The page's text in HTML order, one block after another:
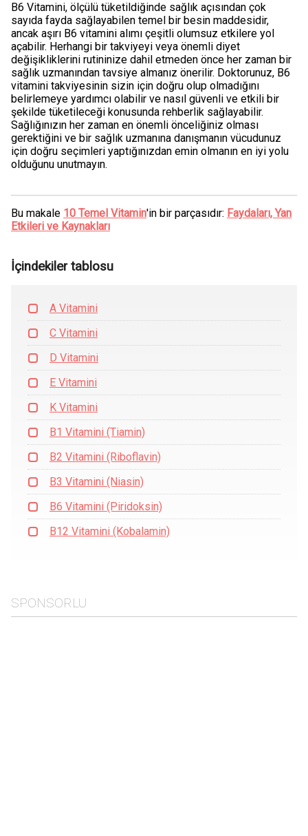
B6 Vitamini, ölçülü tüketildiğinde sağlık açısından çok
sayıda fayda sağlayabilen temel bir besin maddesidir,
ancak aşırı B6 vitamini alımı çeşitli olumsuz etkilere yol
açabilir. Herhangi bir takviyeyi veya önemli diyet
değişikliklerini rutininize dahil etmeden önce her zaman bir
sağlık uzmanından tavsiye almanız önerilir. Doktorunuz, B6
vitamini takviyesinin sizin için doğru olup olmadığını
belirlemeye yardımcı olabilir ve nasıl güvenli ve etkili bir
şekilde tüketileceği konusunda rehberlik sağlayabilir.
Sağlığınızın her zaman en önemli önceliğiniz olması
gerektiğini ve bir sağlık uzmanına danışmanın vücudunuz
için doğru seçimleri yaptığınızdan emin olmanın en iyi yolu
olduğunu unutmayın.
Bu makale 10 Temel Vitamin'in bir parçasıdır: Faydaları, Yan
Etkileri ve Kaynakları
İçindekiler tablosu
A Vitamini
C Vitamini
D Vitamini
E Vitamini
K Vitamini
B1 Vitamini (Tiamin)
B2 Vitamini (Riboflavin)
B3 Vitamini (Niasin)
B6 Vitamini (Piridoksin)
B12 Vitamini (Kobalamin)
SPONSORLU